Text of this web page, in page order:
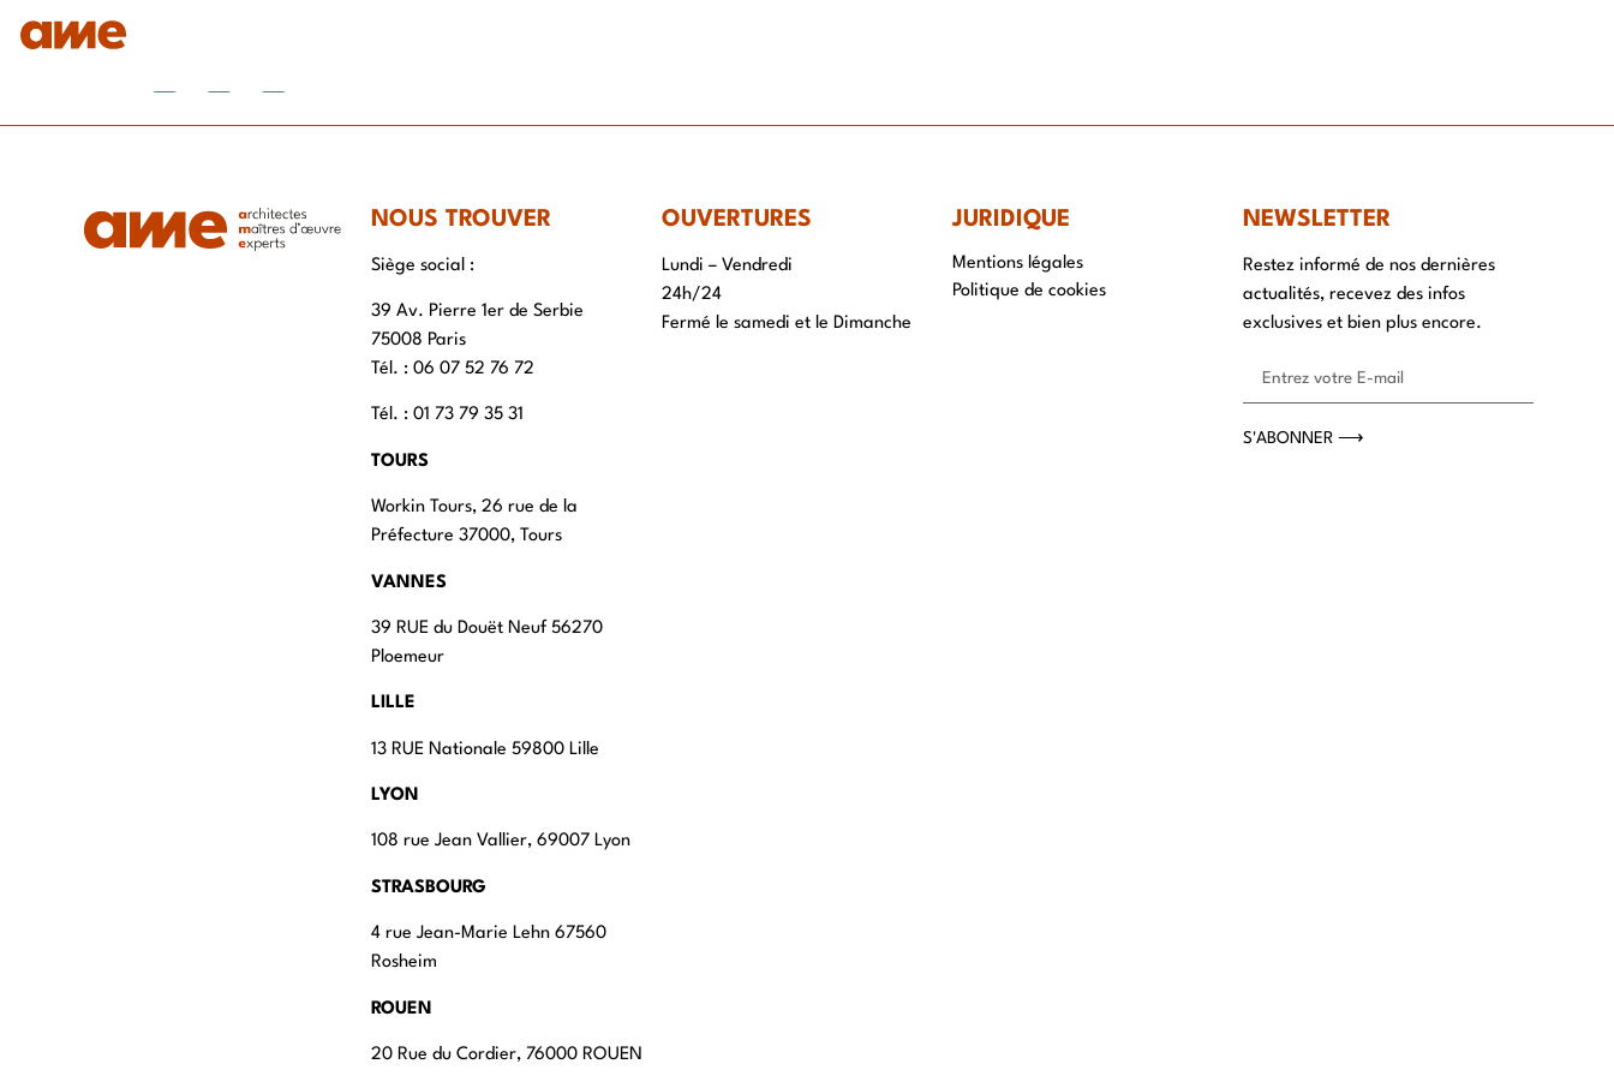
NOUS TROUVER
Siège social :
39 Av. Pierre 1er de Serbie
75008 Paris
Tél. : ‭06 07 52 76 72
Tél. : 01 73 79 35 31
TOURS
Workin Tours, 26 rue de la
Préfecture 37000, Tours
VANNES
39 RUE du Douët Neuf 56270
Ploemeur
LILLE
13 RUE Nationale 59800 Lille
LYON
108 rue Jean Vallier, 69007 Lyon
STRASBOURG
4 rue Jean-Marie Lehn 67560
Rosheim
ROUEN
20 Rue du Cordier, 76000 ROUEN
OUVERTURES
Lundi – Vendredi
24h/24
Fermé le samedi et le Dimanche
JURIDIQUE
Mentions légales
Politique de cookies
NEWSLETTER
Restez informé de nos dernières
actualités, recevez des infos
exclusives et bien plus encore.
S'ABONNER ⟶